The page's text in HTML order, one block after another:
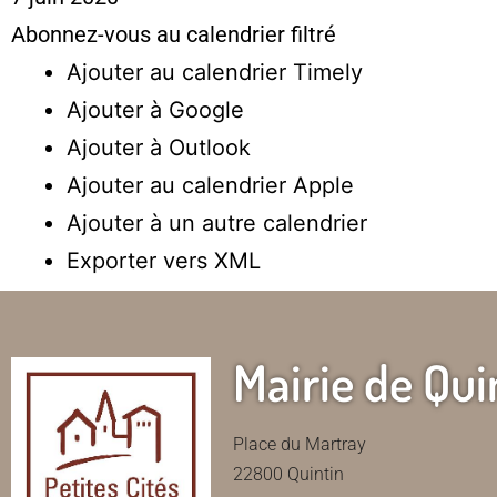
Abonnez-vous au calendrier filtré
Ajouter au calendrier Timely
Ajouter à Google
Ajouter à Outlook
Ajouter au calendrier Apple
Ajouter à un autre calendrier
Exporter vers XML
Mairie de
Place du Martray
22800 Quintin